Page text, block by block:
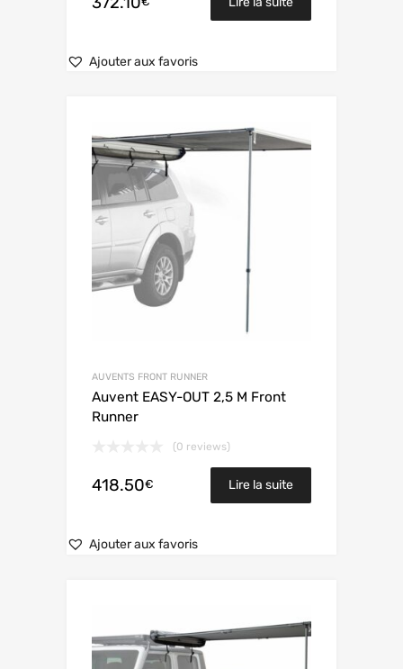
Ajouter aux favoris
AUVENTS FRONT RUNNER
Auvent EASY-OUT 2,5 M Front
Runner
(0 reviews)
418.50€ Lire la suite
Ajouter aux favoris